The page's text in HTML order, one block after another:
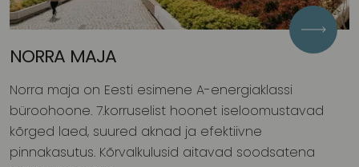
NORRA MAJA
Norra maja on Eesti esimene A-energiaklassi
büroohoone. 7.korruselist hoonet iseloomustavad
kõrged laed, suured aknad ja efektiivne
pinnakasutus. Kõrvalkulusid aitavad soodsatena